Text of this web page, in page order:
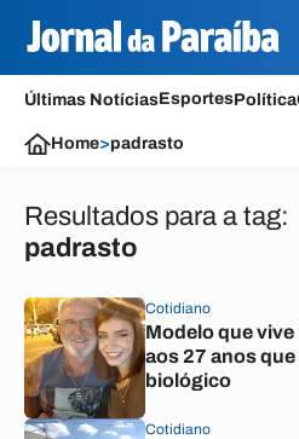
Últimas NotíciasEsportesPolítica
Home>padrasto
Resultados para a tag:
padrasto
Cotidiano
Modelo que
aos 27 anos
biológico
Cotidiano